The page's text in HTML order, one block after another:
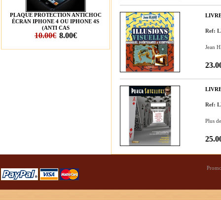
PLAQUE PROTECTION ANTICHOC
ÉCRAN IPHONE 4 OU IPHONE 4S
(ANTI CAS
10.00€ 8.00€
Ref:
Jean
Ref:
Plus